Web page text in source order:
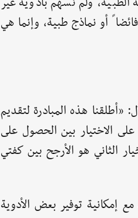
أو نماذج طبية، وإنما هي
هذه المبادرة لتقديم
على الاختيار بين الحصول على
الثاني هو الأرجح بين كفتي
إمكانية توفير بعض الأدوية